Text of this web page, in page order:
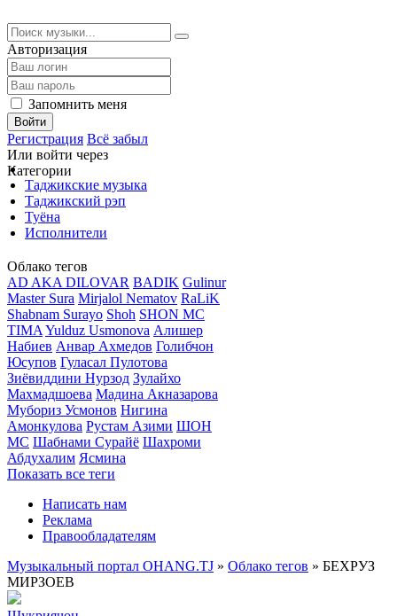
Авторизация
Запомнить меня
Войти
Регистрация Всё забыл
Или войти через
Категории
Таджикские музыка
Таджикский рэп
Туёна
Исполнители
Облако тегов
AD AKA DILOVAR BADIK Gulinur
Master Sura Mirjalol Nematov RaLiK
Shabnam Surayo Shoh SHON MC
TIMA Yulduz Usmonova Алишер
Набиев Анвар Ахмедов Голибчон
Юсупов Гуласал Пулотова
Зиёвиддини Нурзод Зулайхо
Махмадшоева Мадина Акназарова
Мубориз Усмонов Нигина
Амонкулова Рустам Азими ШОН
МС Шабнами Сурайё Шахроми
Абдухалим Ясмина
Показать все теги
Написать нам
Реклама
Правообладателям
Музыкальный портал OHANG.TJ » Облако тегов » БЕХРУЗ
МИРЗОЕВ